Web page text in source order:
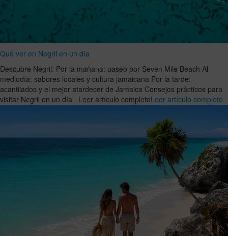
Qué ver en Negril en un día
Descubre Negril: Por la mañana: paseo por Seven Mile Beach Al
mediodía: sabores locales y cultura jamaicana Por la tarde:
acantilados y el mejor atardecer de Jamaica Consejos prácticos para
visitar Negril en un día Leer artículo completoLeer artículo completo